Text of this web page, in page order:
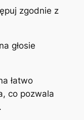
zgodnie z
głosie
łatwo
co pozwala